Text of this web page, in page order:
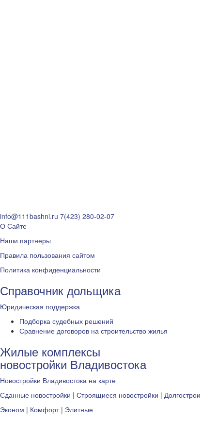
info@111bashni.ru 7(423) 280-02-07
О Сайте
Наши партнеры
Правила пользования сайтом
Политика конфиденциальности
Справочник дольщика
Юридическая поддержка
Подборка судебных решений
Сравнение договоров на строительство жилья
Жилые комплексы
новостройки Владивостока
Новостройки Владивостока на карте
Сданные новостройки | Строящиеся новостройки | Долгострои
Эконом | Комфорт| Элитные